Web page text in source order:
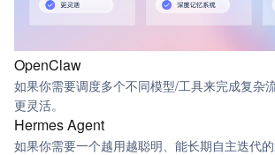
OpenClaw
如果你需要调度多个不同模型/工具来完成复杂
更灵活。
Hermes Agent
如果你需要一个越用越聪明、能长期自主迭代